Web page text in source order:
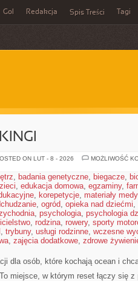
Gol Redakcja Spis Treści Tagi
ON LUT - 8 - 2026
MOŻLIWOŚĆ
, badania genetyczne, biegacze,
, edukacja domowa, egzaminy,
, korepetycje, materiały
, ogród, opieka nad dziećmi,
, psychologia, psychologia
, rodzina, rowery, sporty
, trybuny, usługi rodzinne, wczesne
, zajęcia dodatkowe, zdrowe
dla osób, które kochają ocean i
miejsce, w którym reset łączy się